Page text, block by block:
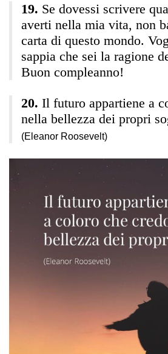
Se dovessi scrivere
averti nella mia vita, non
carta di questo mondo.
sappia che sei la ragione
Buon compleanno!
Il futuro appartiene a
nella bellezza dei propri
(Eleanor Roosevelt)